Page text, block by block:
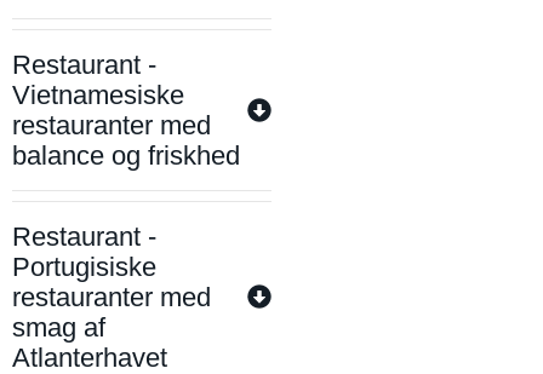
Restaurant -
Vietnamesiske
restauranter med
balance og friskhed
Restaurant -
Portugisiske
restauranter med
smag af
Atlanterhavet